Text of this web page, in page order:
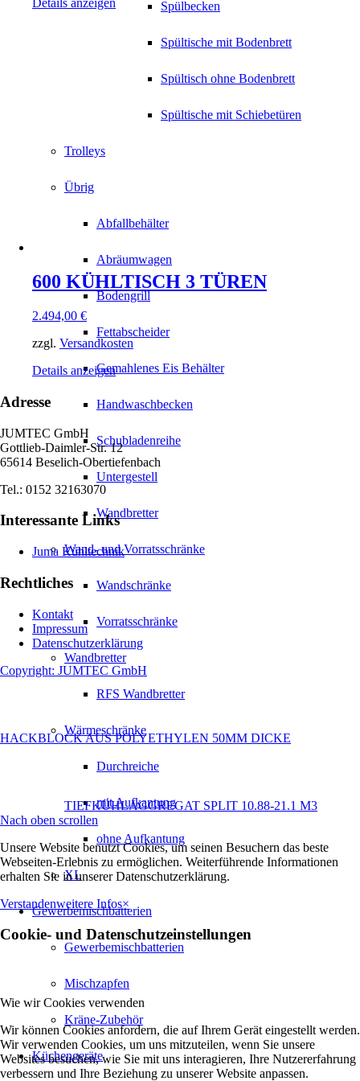
Spülbecken
Spültische mit Bodenbrett
Spültisch ohne Bodenbrett
Spültische mit Schiebetüren
Trolleys
Übrig
Abfallbehälter
Abräumwagen
Bodengrill
Fettabscheider
Gemahlenes Eis Behälter
Handwaschbecken
Schubladenreihe
Untergestell
Wandbretter
Wand- und Vorratsschränke
Wandschränke
Vorratsschränke
Wandbretter
RFS Wandbretter
Wärmeschränke
Durchreiche
mit Aufkantung
ohne Aufkantung
XL
Gewerbemischbatterien
Gewerbemischbatterien
Mischzapfen
Kräne-Zubehör
Küchengeräte
Details anzeigen
600 KÜHLTISCH 3 TÜREN
2.494,00 €
zzgl. Versandkosten
Details anzeigen
Adresse
JUMTEC GmbH
Gottlieb-Daimler-Str. 12
65614 Beselich-Obertiefenbach
Tel.: 0152 32163070
Interessante Links
Juma Kühltechnik
Rechtliches
Kontakt
Impressum
Datenschutzerklärung
Copyright: JUMTEC GmbH
HACKBLOCK AUS POLYETHYLEN 50MM DICKE
TIEFKÜHLAGGREGAT SPLIT 10.88-21.1 M3
Nach oben scrollen
Unsere Website benutzt Cookies, um seinen Besuchern das beste
Webseiten-Erlebnis zu ermöglichen. Weiterführende Informationen
erhalten Sie in unserer Datenschutzerklärung.
Verstandenweitere Infos×
Cookie- und Datenschutzeinstellungen
Wie wir Cookies verwenden
Wir können Cookies anfordern, die auf Ihrem Gerät eingestellt werden.
Wir verwenden Cookies, um uns mitzuteilen, wenn Sie unsere
Websites besuchen, wie Sie mit uns interagieren, Ihre Nutzererfahrung
verbessern und Ihre Beziehung zu unserer Website anpassen.